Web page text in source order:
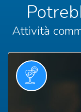
Attività